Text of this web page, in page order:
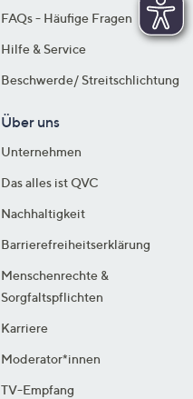
FAQs - Häufige Fragen
Hilfe & Service
Beschwerde/ Streitschlichtung
Über uns
Unternehmen
Das alles ist QVC
Nachhaltigkeit
Barrierefreiheitserklärung
Menschenrechte &
Sorgfaltspflichten
Karriere
Moderator*innen
TV-Empfang